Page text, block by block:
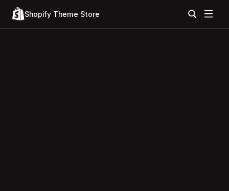
Shopify Theme Store